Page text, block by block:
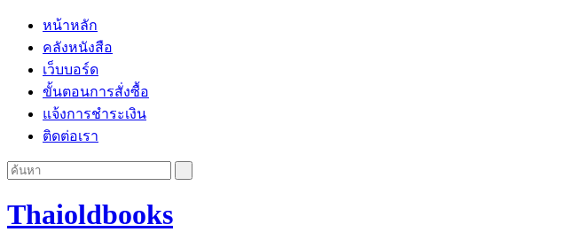
หน้าหลัก
คลังหนังสือ
เว็บบอร์ด
ขั้นตอนการสั่งซื้อ
แจ้งการชำระเงิน
ติดต่อเรา
Thaioldbooks